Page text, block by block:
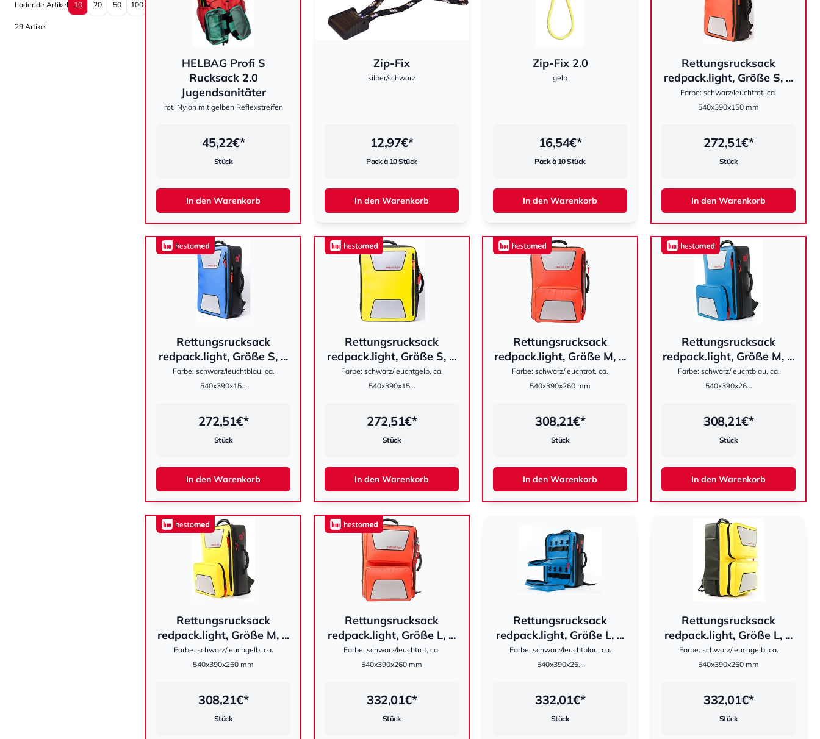
Ladende Artikel 10 20 50 100
29 Artikel
HELBAG Profi S
Rucksack 2.0
Jugendsanitäter
rot, Nylon mit gelben Reflexstreifen
hestomed
45,22€*
Stück
In den Warenkorb
Zip-Fix
silber/schwarz
12,97€*
Pack à 10 Stück
In den Warenkorb
Zip-Fix 2.0
gelb
16,54€*
Pack à 10 Stück
In den Warenkorb
Rettungsrucksack
redpack.light, Größe S, ...
Farbe: schwarz/leuchtrot, ca.
540x390x150 mm
hestomed
272,51€*
Stück
In den Warenkorb
Rettungsrucksack
redpack.light, Größe S, ...
Farbe: schwarz/leuchtblau, ca.
540x390x15...
hestomed
272,51€*
Stück
In den Warenkorb
Rettungsrucksack
redpack.light, Größe S, ...
Farbe: schwarz/leuchtgelb, ca.
540x390x15...
hestomed
272,51€*
Stück
In den Warenkorb
Rettungsrucksack
redpack.light, Größe M, ...
Farbe: schwarz/leuchtrot, ca.
540x390x260 mm
hestomed
308,21€*
Stück
In den Warenkorb
Rettungsrucksack
redpack.light, Größe M, ...
Farbe: schwarz/leuchtblau, ca.
540x390x26...
hestomed
308,21€*
Stück
In den Warenkorb
Rettungsrucksack
redpack.light, Größe M, ...
Farbe: schwarz/leuchgelb, ca.
540x390x260 mm
hestomed
308,21€*
Stück
Rettungsrucksack
redpack.light, Größe L, ...
Farbe: schwarz/leuchtrot, ca.
540x390x260 mm
hestomed
332,01€*
Stück
Rettungsrucksack
redpack.light, Größe L, ...
Farbe: schwarz/leuchtblau, ca.
540x390x26...
hestomed
332,01€*
Stück
Rettungsrucksack
redpack.light, Größe L, ...
Farbe: schwarz/leuchgelb, ca.
540x390x260 mm
hestomed
332,01€*
Stück